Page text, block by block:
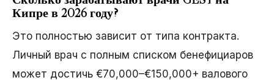
Кипре в 2026 году?
Это полностью зависит от типа контракта.
Личный врач с полным списком бенефициаров
может достичь €70,000–€150,000+ валового